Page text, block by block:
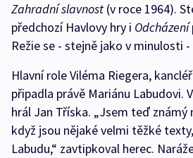
Zahradní slavnost (v roce 1964).
předchozí Havlovy hry i Odcházení
Režie se - stejně jako v minulosti
Hlavní role Viléma Riegera,
připadla právě Mariánu Labudovi.
hrál Jan Tříska. „Jsem teď známý
když jsou nějaké velmi těžké
Labudu,“ zavtipkoval herec.